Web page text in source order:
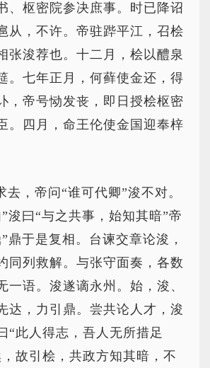
、枢密院参决庶事。时已降诏
从，不许。帝驻跸平江，召桧
张浚荐也。十二月，桧以醴泉
。七年正月，何藓使金还，得
，帝号恸发丧，即日授桧枢密
。四月，命王伦使金国迎奉梓
去，帝问“谁可代卿”浚不对。
浚曰“与之共事，始知其暗”帝
鼎于是复相。台谏交章论浚，
同列救解。与张守面奏，各数
一语。浚遂谪永州。始，浚、
达，力引鼎。尝共论人才，浚
“此人得志，吾人无所措足
故引桧，共政方知其暗，不